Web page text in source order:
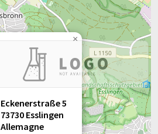
Eckenerstraße 5
73730 Esslingen
Allemagne
×